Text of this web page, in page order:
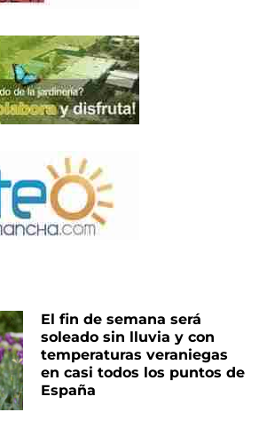
El fin de semana será
soleado sin lluvia y con
temperaturas veraniegas
en casi todos los puntos de
España